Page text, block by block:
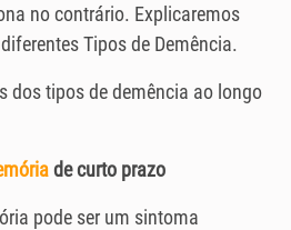
no contrário. Explicaremos
Tipos de Demência.
dos tipos de demência ao longo
de curto prazo
pode ser um sintoma